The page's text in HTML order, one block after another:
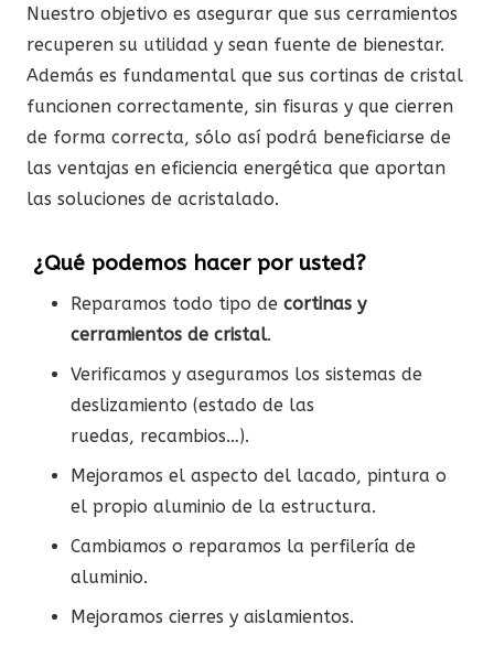
Nuestro objetivo es asegurar que sus cerramientos
recuperen su utilidad y sean fuente de bienestar.
Además es fundamental que sus cortinas de cristal
funcionen correctamente, sin fisuras y que cierren
de forma correcta, sólo así podrá beneficiarse de
las ventajas en eficiencia energética que aportan
las soluciones de acristalado.
¿Qué podemos hacer por usted?
Reparamos todo tipo de cortinas y
cerramientos de cristal.
Verificamos y aseguramos los sistemas de
deslizamiento (estado de las
ruedas, recambios…).
Mejoramos el aspecto del lacado, pintura o
el propio aluminio de la estructura.
Cambiamos o reparamos la perfilería de
aluminio.
Mejoramos cierres y aislamientos.